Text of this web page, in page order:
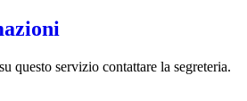
questo servizio contattare la segreteria.